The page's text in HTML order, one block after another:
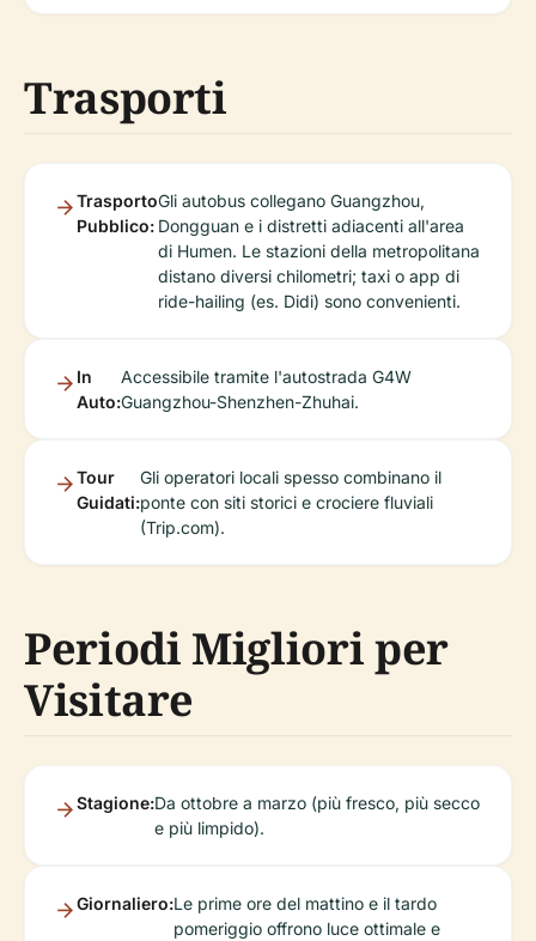
Trasporti
Trasporto
Pubblico:
Gli autobus collegano Guangzhou,
Dongguan e i distretti adiacenti all'area
di Humen. Le stazioni della metropolitana
distano diversi chilometri; taxi o app di
ride-hailing (es. Didi) sono convenienti.
In
Auto:
Accessibile tramite l'autostrada G4W
Guangzhou-Shenzhen-Zhuhai.
Tour
Guidati:
Gli operatori locali spesso combinano il
ponte con siti storici e crociere fluviali
(Trip.com).
Periodi Migliori per
Visitare
Stagione:Da ottobre a marzo (più fresco, più secco
e più limpido).
Giornaliero:Le prime ore del mattino e il tardo
pomeriggio offrono luce ottimale e